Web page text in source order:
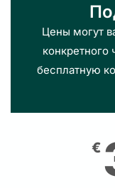
Цены могут
бесплатную
€